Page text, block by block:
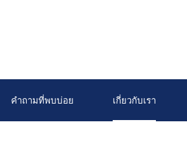
คำถามที่พบบ่อย เกี่ยวกับเรา